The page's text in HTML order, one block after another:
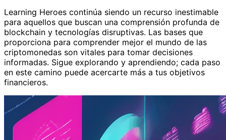
Learning Heroes continúa siendo un recurso inestimable
para aquellos que buscan una comprensión profunda de
blockchain y tecnologías disruptivas. Las bases que
proporciona para comprender mejor el mundo de las
criptomonedas son vitales para tomar decisiones
informadas. Sigue explorando y aprendiendo; cada paso
en este camino puede acercarte más a tus objetivos
financieros.